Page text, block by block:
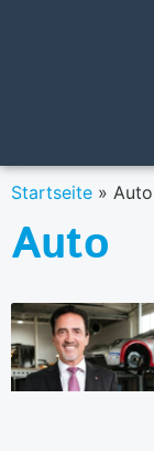
Startseite » Auto
Auto